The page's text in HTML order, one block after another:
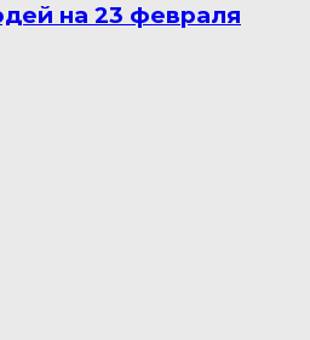
на 23 февраля